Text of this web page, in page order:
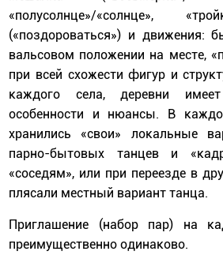
«полусолнце»/«солнце»,
(«поздороваться») и движения:
вальсовом положении на месте,
при всей схожести фигур и
каждого села, деревни
особенности и нюансы. В
хранились «свои» локальные
парно-бытовых танцев и
«соседям», или при переезде в
плясали местный вариант танца.
Приглашение (набор пар) на
преимущественно одинаково.